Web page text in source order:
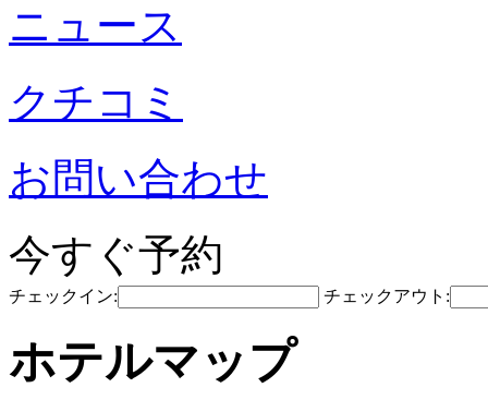
ニュース
クチコミ
お問い合わせ
今すぐ予約
チェックイン: チェックアウト:
ホテルマップ